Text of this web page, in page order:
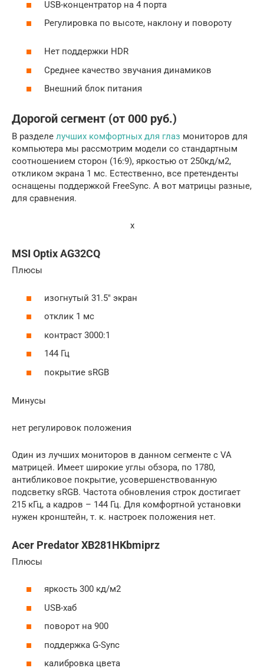
USB-концентратор на 4 порта
Регулировка по высоте, наклону и повороту
Нет поддержки HDR
Среднее качество звучания динамиков
Внешний блок питания
Дорогой сегмент (от 000 руб.)
В разделе лучших комфортных для глаз мониторов для
компьютера мы рассмотрим модели со стандартным
соотношением сторон (16:9), яркостью от 250кд/м2,
откликом экрана 1 мс. Естественно, все претенденты
оснащены поддержкой FreeSync. А вот матрицы разные,
для сравнения.
x
MSI Optix AG32CQ
Плюсы
изогнутый 31.5″ экран
отклик 1 мс
контраст 3000:1
144 Гц
покрытие sRGB
Минусы
нет регулировок положения
Один из лучших мониторов в данном сегменте с VA
матрицей. Имеет широкие углы обзора, по 1780,
антибликовое покрытие, усовершенствованную
подсветку sRGB. Частота обновления строк достигает
215 кГц, а кадров – 144 Гц. Для комфортной установки
нужен кронштейн, т. к. настроек положения нет.
Acer Predator XB281HKbmiprz
Плюсы
яркость 300 кд/м2
USB-хаб
поворот на 900
поддержка G-Sync
калибровка цвета